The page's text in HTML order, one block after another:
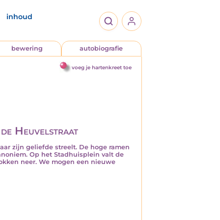
inhoud
bewering autobiografie
voeg je hartenkreet toe
Heuvelstraat
zijn geliefde streelt. De hoge ramen
Op het Stadhuisplein valt de
neer. We mogen een nieuwe